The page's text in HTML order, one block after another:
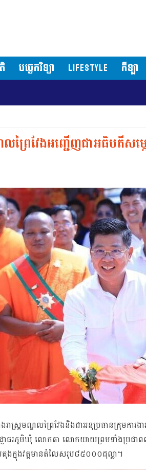
បច្ចេកវិទ្យា LIFESTYLE កីឡា
ហេតុអ្
ព្រៃវែងអញ្ជើញជាអធិបតីសម្
ាស្ត្រមណ្ឌលព្រៃវែងនិងជាអនុប្រធានក្រុមក
ាធរភូមិឃុំ លោកតា លោកយាយព្រមទាំងប្រជា
តុងក្នុងវត្តមានតំលៃសរុប៨៥០០០ដុល្លា។